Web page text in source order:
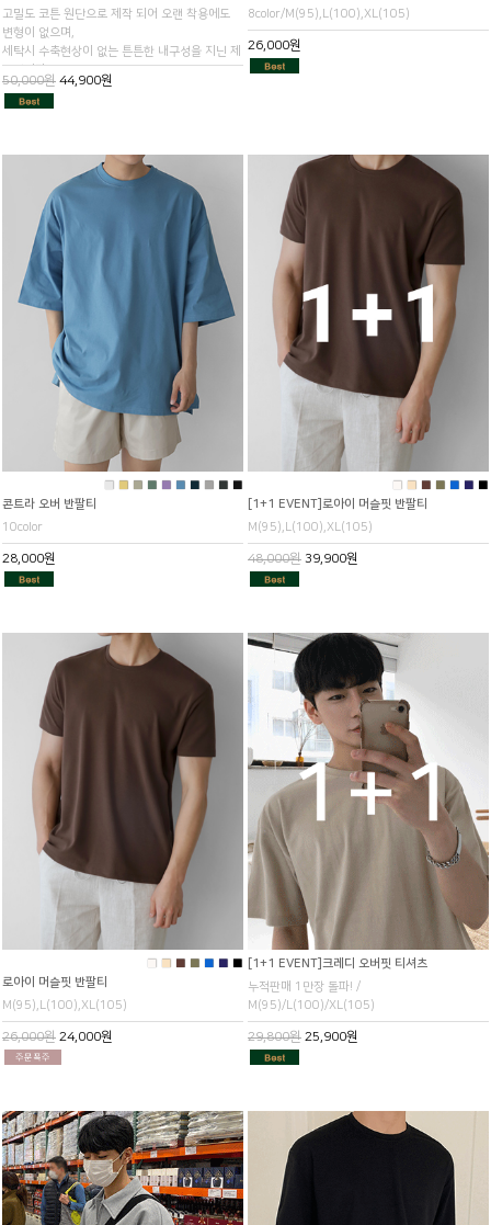
고밀도 코튼 원단으로 제작 되어 오랜 착용에도
변형이 없으며,
세탁시 수축현상이 없는 튼튼한 내구성을 지닌 제
품입니다.
50,000원 44,900원
8color/M(95),L(100),XL(105)
26,000원
■ ■ ■ ■ ■ ■ ■ ■ ■ ■
콘트라 오버 반팔티
10color
28,000원
■ ■ ■ ■ ■ ■ ■
[1+1 EVENT]로아이 머슬핏 반팔티
M(95),L(100),XL(105)
48,000원 39,900원
■ ■ ■ ■ ■ ■ ■
로아이 머슬핏 반팔티
M(95),L(100),XL(105)
26,000원 24,000원
[1+1 EVENT]크레디 오버핏 티셔츠
누적판매 1만장 돌파! /
M(95)/L(100)/XL(105)
29,800원 25,900원